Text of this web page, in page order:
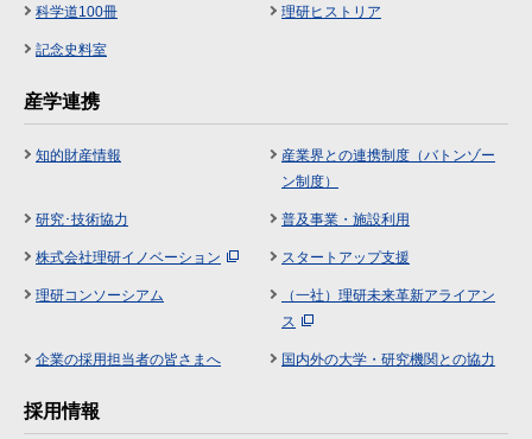
科学道100冊 理研ヒストリア
記念史料室
産学連携
知的財産情報
産業界との連携制度（バトンゾー
ン制度）
研究･技術協力 普及事業・施設利用
株式会社理研イノベーション スタートアップ支援
理研コンソーシアム
（一社）理研未来革新アライアン
ス
企業の採用担当者の皆さまへ 国内外の大学・研究機関との協力
採用情報